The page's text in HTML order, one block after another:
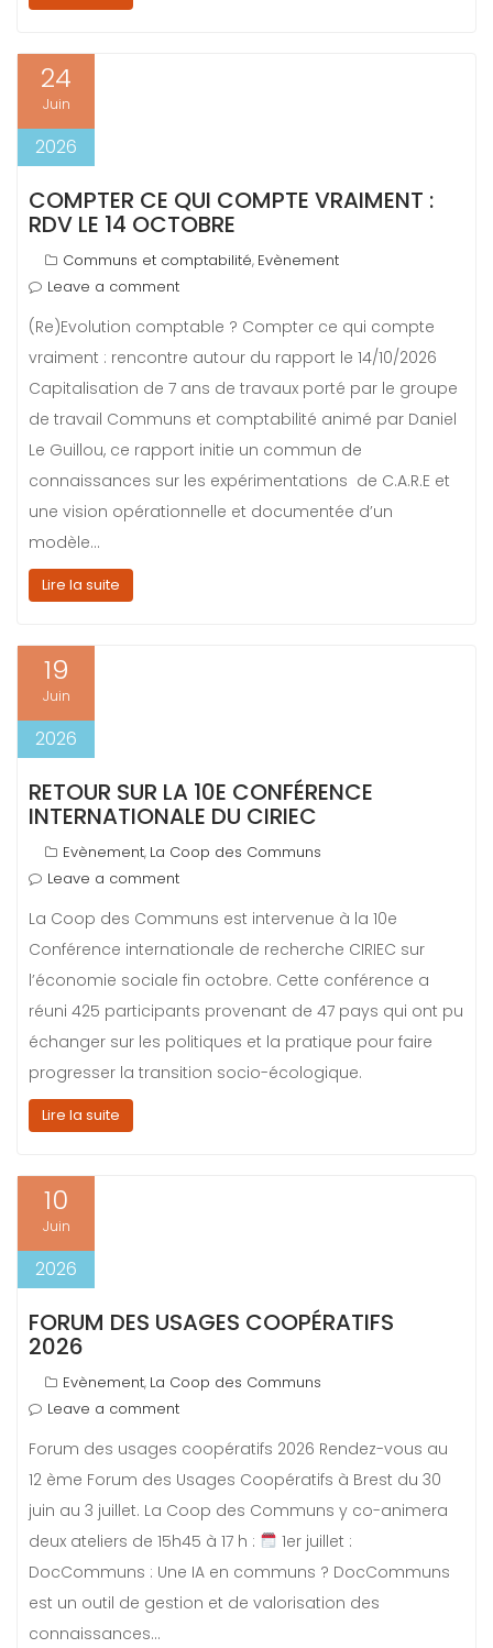
24
Juin
2026
COMPTER CE QUI COMPTE VRAIMENT :
RDV LE 14 OCTOBRE
Communs et comptabilité, Evènement
Leave a comment
(Re)Evolution comptable ? Compter ce qui compte
vraiment : rencontre autour du rapport le 14/10/2026
Capitalisation de 7 ans de travaux porté par le groupe
de travail Communs et comptabilité animé par Daniel
Le Guillou, ce rapport initie un commun de
connaissances sur les expérimentations de C.A.R.E et
une vision opérationnelle et documentée d’un
modèle…
Lire la suite
19
Juin
2026
RETOUR SUR LA 10E CONFÉRENCE
INTERNATIONALE DU CIRIEC
Evènement, La Coop des Communs
Leave a comment
La Coop des Communs est intervenue à la 10e
Conférence internationale de recherche CIRIEC sur
l’économie sociale fin octobre. Cette conférence a
réuni 425 participants provenant de 47 pays qui ont pu
échanger sur les politiques et la pratique pour faire
progresser la transition socio-écologique.
Lire la suite
10
Juin
2026
FORUM DES USAGES COOPÉRATIFS
2026
Evènement, La Coop des Communs
Leave a comment
Forum des usages coopératifs 2026 Rendez-vous au
12 ème Forum des Usages Coopératifs à Brest du 30
juin au 3 juillet. La Coop des Communs y co-animera
deux ateliers de 15h45 à 17 h :
1er juillet :
DocCommuns : Une IA en communs ? DocCommuns
est un outil de gestion et de valorisation des
connaissances…